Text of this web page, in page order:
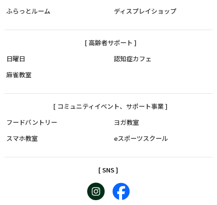
ふらっとルーム
ディスプレイショップ
[ 高齢者サポート ]
日曜日
認知症カフェ
麻雀教室
[ コミュニティイベント、サポート事業 ]
フードパントリー
ヨガ教室
スマホ教室
eスポーツスクール
[ SNS ]